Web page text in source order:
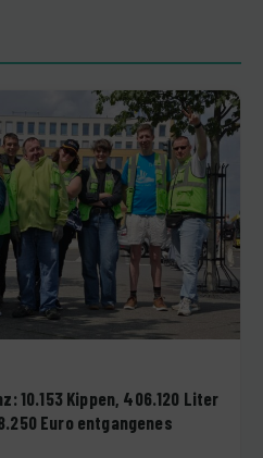
10.153 Kippen, 406.120 Liter
Euro entgangenes